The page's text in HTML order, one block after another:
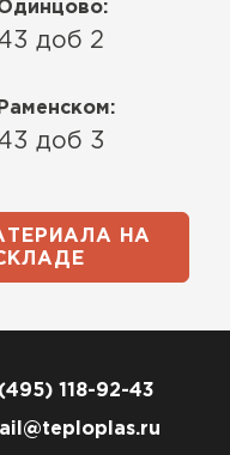
доб 2
доб 3
НА
118-92-43